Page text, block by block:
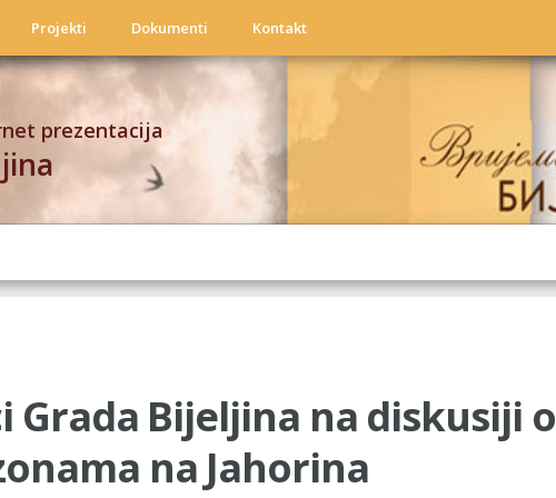
Projekti Dokumenti Kontakt
prezentacija
Grada Bijeljina na diskusiji o
na Jahorina